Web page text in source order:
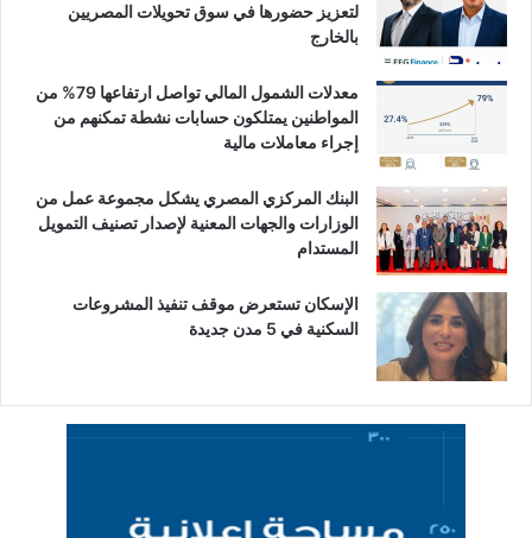
لتعزيز حضورها في سوق تحويلات المصريين
بالخارج
معدلات الشمول المالي تواصل ارتفاعها 79% من
المواطنين يمتلكون حسابات نشطة تمكنهم من
إجراء معاملات مالية
البنك المركزي المصري يشكل مجموعة عمل من
الوزارات والجهات المعنية لإصدار تصنيف التمويل
المستدام
الإسكان تستعرض موقف تنفيذ المشروعات
السكنية في 5 مدن جديدة